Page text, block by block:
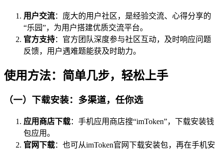
用户交流：庞大的用户社区，是经验交流、心得分享的
“乐园”，为用户搭建优质交流平台。
官方支持：官方团队深度参与社区互动，及时响应问题
反馈，用户遇难题能获及时助力。
使用方法：简单几步，轻松上手
（一）下载安装：多渠道，任你选
应用商店下载：手机应用商店搜“imToken”，下载安装钱
包应用。
官网下载：也可从imToken官网下载安装包，再在手机安